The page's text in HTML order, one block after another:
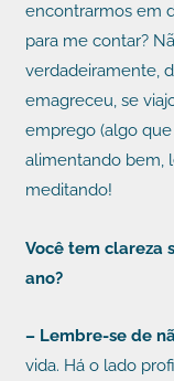
encontrarmos em
para me contar?
verdadeiramente,
emagreceu, se
emprego (algo
alimentando bem,
meditando!
Você tem clareza
ano?
– Lembre-se de
vida. Há o lado